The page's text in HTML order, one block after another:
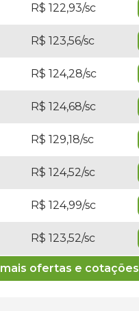
R$ 122,93/sc
R$ 123,56/sc
R$ 124,28/sc
R$ 124,68/sc
R$ 129,18/sc
R$ 124,52/sc
R$ 124,99/sc
R$ 123,52/sc
ofertas e cotações